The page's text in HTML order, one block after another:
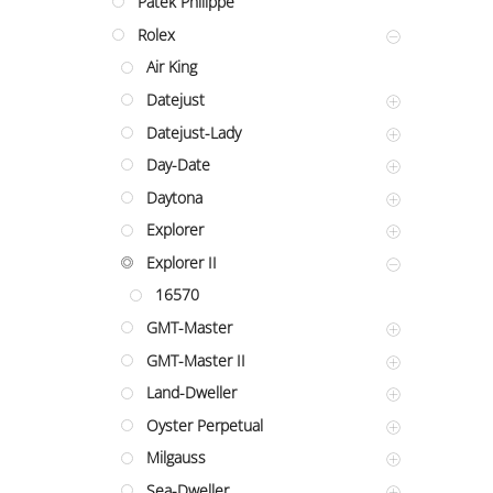
Rolex
Air King
Datejust
Datejust-Lady
Day-Date
Daytona
Explorer
Explorer II
16570
GMT-Master
GMT-Master II
Land-Dweller
Oyster Perpetual
Milgauss